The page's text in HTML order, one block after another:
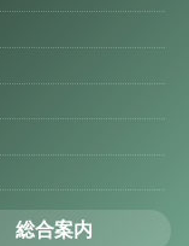
総合案内